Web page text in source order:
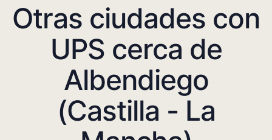
Otras ciudades con
UPS cerca de
Albendiego
(Castilla - La